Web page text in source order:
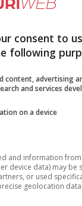
di nome Isal.
crisi come
Vanity Fair.
consent to
following
content, advertising
and services
on a device
and information
device data) may be
or used
geolocation data.